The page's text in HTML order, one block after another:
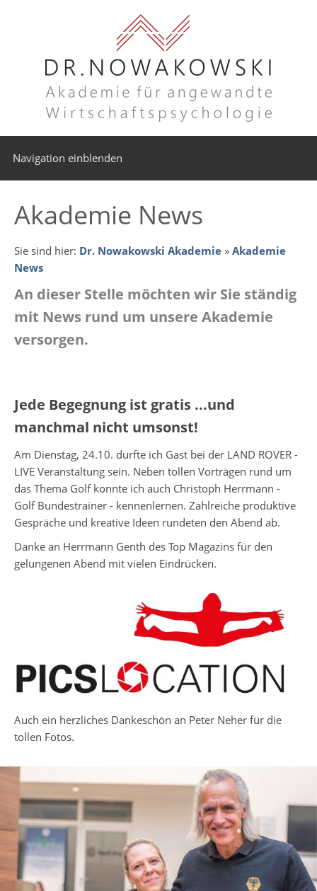
Navigation einblenden
Akademie News
Sie sind hier: Dr. Nowakowski Akademie » Akademie
News
An dieser Stelle möchten wir Sie ständig
mit News rund um unsere Akademie
versorgen.
Jede Begegnung ist gratis ...und
manchmal nicht umsonst!
Am Dienstag, 24.10. durfte ich Gast bei der LAND ROVER -
LIVE Veranstaltung sein. Neben tollen Vorträgen rund um
das Thema Golf konnte ich auch Christoph Herrmann -
Golf Bundestrainer - kennenlernen. Zahlreiche produktive
Gespräche und kreative Ideen rundeten den Abend ab.
Danke an Herrmann Genth des Top Magazins für den
gelungenen Abend mit vielen Eindrücken.
Auch ein herzliches Dankeschön an Peter Neher für die
tollen Fotos.